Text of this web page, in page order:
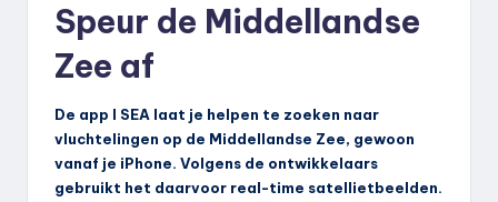
Speur de Middellandse
Zee af
De app I SEA laat je helpen te zoeken naar
vluchtelingen op de Middellandse Zee, gewoon
vanaf je iPhone. Volgens de ontwikkelaars
gebruikt het daarvoor real-time satellietbeelden.